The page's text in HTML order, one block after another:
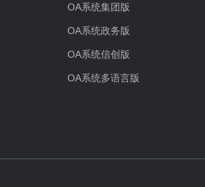
OA系统集团版
OA系统政务版
OA系统信创版
OA系统多语言版